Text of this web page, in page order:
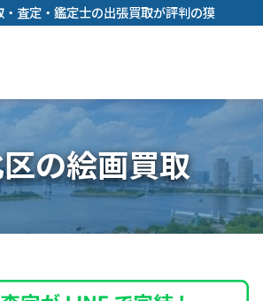
内
容
キ
ッ
査定・鑑定士の出張買取が評判の獏
の絵画買取